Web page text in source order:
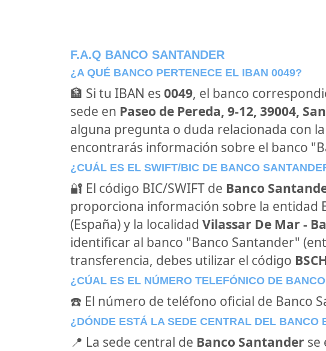
F.A.Q BANCO SANTANDER
¿A QUÉ BANCO PERTENECE EL IBAN 0049?
🏦 Si tu IBAN es 0049, el banco
sede en Paseo de Pereda, 9-12, 39004,
alguna pregunta o duda relacionada con
encontrarás información sobre el banco
¿CUÁL ES EL SWIFT/BIC DE BANCO
🔐 El código BIC/SWIFT de Banco
proporciona información sobre la entidad
(España) y la localidad Vilassar De Mar -
identificar al banco "Banco Santander"
transferencia, debes utilizar el código
¿CÚAL ES EL NÚMERO TELEFÓNICO DE
☎️ El número de teléfono oficial de Banco
¿DÓNDE ESTÁ LA SEDE CENTRAL DEL BANCO
📍 La sede central de Banco Santander se